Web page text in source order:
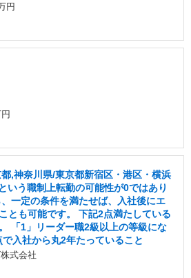
円
,神奈川県/東京都新宿区・港区・横浜
いう職制上転勤の可能性が0ではあり
一定の条件を満たせば、入社後にエ
とも可能です。 下記2点満たしている
「1」リーダー職2級以上の等級にな
入社から丸2年たっていること
式会社